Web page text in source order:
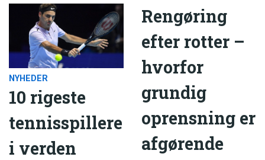
NYHEDER
10 rigeste
tennisspillere
i verden
Rengøring
efter rotter –
hvorfor
grundig
oprensning er
afgørende